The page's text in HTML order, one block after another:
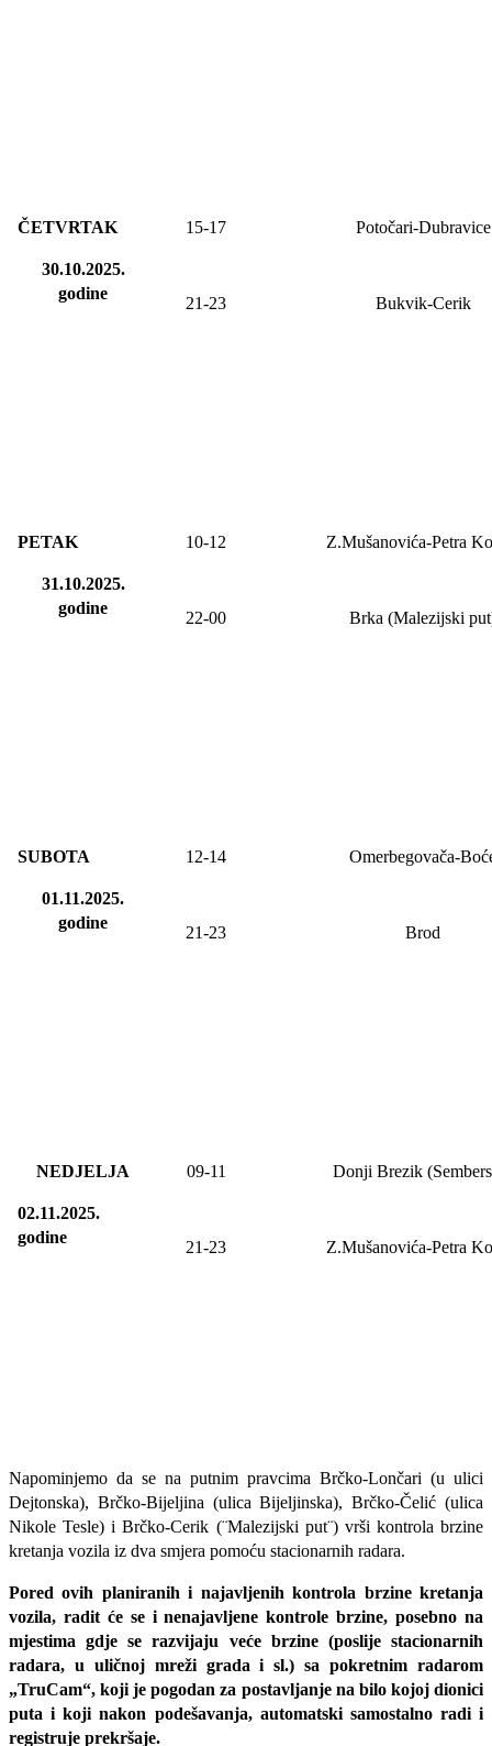
ČETVRTAK
30.10.2025.
godine
15-17 Potočari-Dubravice
21-23 Bukvik-Cerik
PETAK
31.10.2025.
godine
10-12 Z.Mušanovića-Petra
22-00 Brka (Malezijski
SUBOTA
01.11.2025.
godine
12-14 Omerbegovača-
21-23 Brod
NEDJELJA
02.11.2025.
godine
09-11 Donji Brezik
21-23 Z.Mušanovića-Petra
Napominjemo da se na putnim pravcima Brčko-Lončari (u ulici
Dejtonska), Brčko-Bijeljina (ulica Bijeljinska), Brčko-Čelić (ulica
Nikole Tesle) i Brčko-Cerik (¨Malezijski put¨) vrši kontrola brzine
kretanja vozila iz dva smjera pomoću stacionarnih radara.
Pored ovih planiranih i najavljenih kontrola brzine kretanja
vozila, radit će se i nenajavljene kontrole brzine, posebno na
mjestima gdje se razvijaju veće brzine (poslije stacionarnih
radara, u uličnoj mreži grada i sl.) sa pokretnim radarom
„TruCam“, koji je pogodan za postavljanje na bilo kojoj dionici
puta i koji nakon podešavanja, automatski samostalno radi i
registruje prekršaje.